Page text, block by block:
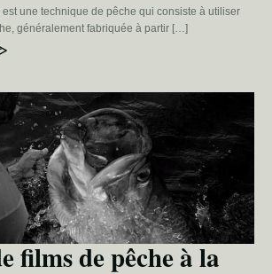
une technique de pêche qui consiste à utiliser
généralement fabriquée à partir […]
films de pêche à la